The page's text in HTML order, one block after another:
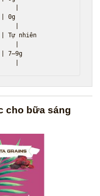
|
0g
|
Tự nhiên
|
cho bữa sáng